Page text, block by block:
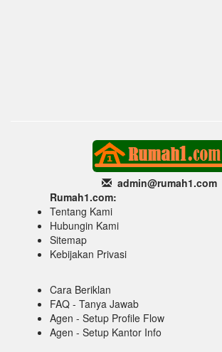
admin@rumah1.com
Rumah1.com:
Tentang Kami
Hubungin Kami
Sitemap
Kebijakan Privasi
Cara Beriklan
FAQ - Tanya Jawab
Agen - Setup Profile Flow
Agen - Setup Kantor Info